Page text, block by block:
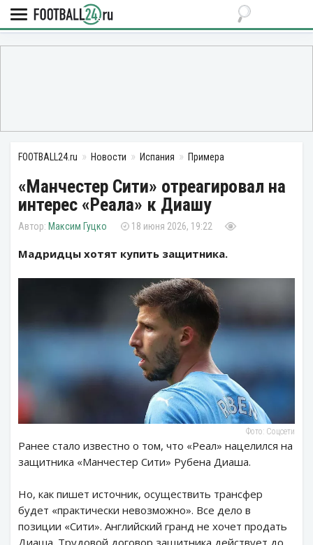
FOOTBALL24.ru Новости Испания Примера
«Манчестер Сити» отреагировал на
интерес «Реала» к Диашу
Максим Гуцко 18 июня 2026, 19:22
Мадридцы хотят купить защитника.
Фото: Соцсети
Ранее стало известно о том, что «Реал» нацелился на
защитника «Манчестер Сити» Рубена Диаша.
Но, как пишет источник, осуществить трансфер
будет «практически невозможно». Все дело в
позиции «Сити». Английский гранд не хочет продать